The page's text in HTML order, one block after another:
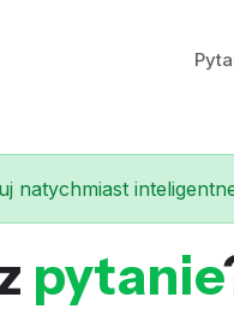
natychmiast
pytanie